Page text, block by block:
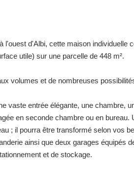
l'ouest d'Albi, cette maison individuelle
utile) sur une parcelle de 448 m².
volumes et de nombreuses
vaste entrée élégante, une chambre,
en seconde chambre ou en
; il pourra être transformé selon vos
ainsi que deux garages équipés
et de stockage.